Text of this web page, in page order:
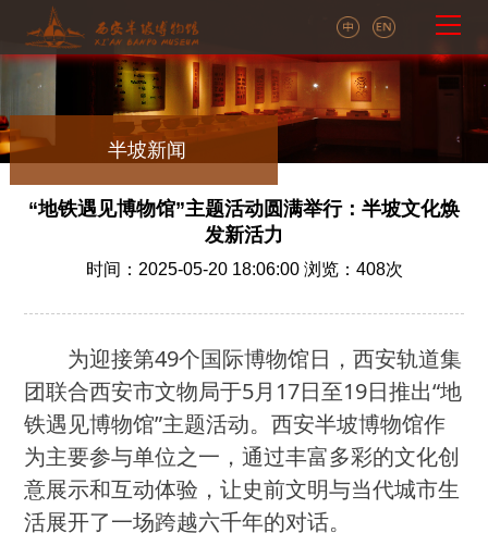
半坡新闻
“地铁遇见博物馆”主题活动圆满举行：半坡文化焕
发新活力
时间：2025-05-20 18:06:00 浏览： 408次
为迎接第49个国际博物馆日，西安轨道集
团联合西安市文物局于5月17日至19日推出“地
铁遇见博物馆”主题活动。西安半坡博物馆作
为主要参与单位之一，通过丰富多彩的文化创
意展示和互动体验，让史前文明与当代城市生
活展开了一场跨越六千年的对话。